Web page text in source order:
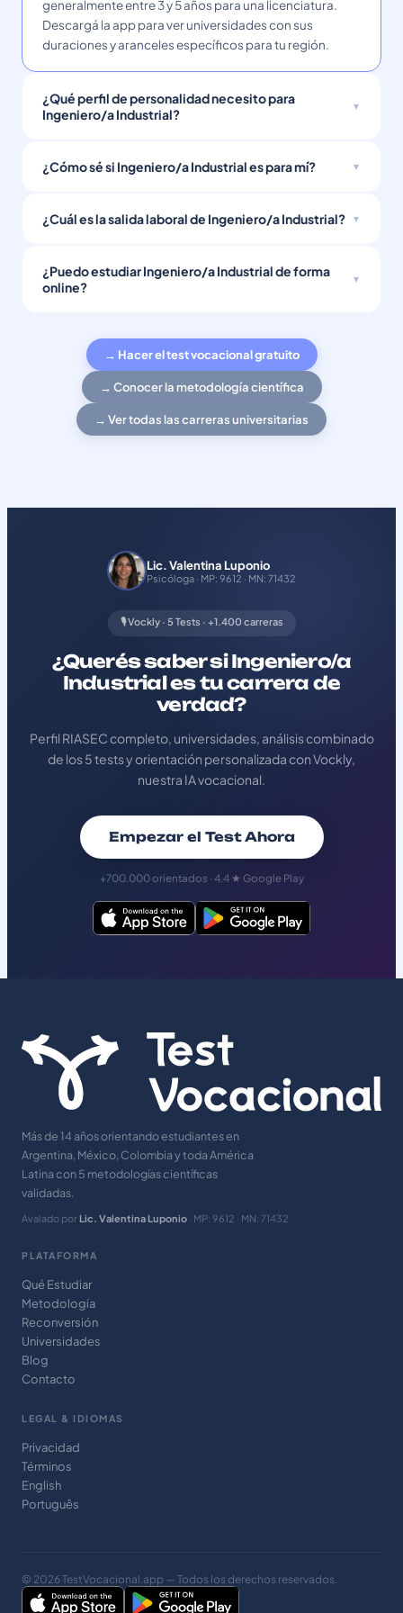
generalmente entre 3 y 5 años para una licenciatura.
Descargá la app para ver universidades con sus
duraciones y aranceles específicos para tu región.
¿Qué perfil de personalidad necesito para
Ingeniero/a Industrial?
¿Cómo sé si Ingeniero/a Industrial es para mí?
¿Cuál es la salida laboral de Ingeniero/a Industrial?
¿Puedo estudiar Ingeniero/a Industrial de forma
online?
→ Hacer el test vocacional gratuito
→ Conocer la metodología científica
→ Ver todas las carreras universitarias
Lic. Valentina Luponio
Psicóloga · MP: 9612 · MN: 71432
🎙️ Vockly · 5 Tests · +1.400 carreras
¿Querés saber si Ingeniero/a
Industrial es tu carrera de
verdad?
Perfil RIASEC completo, universidades, análisis combinado
de los 5 tests y orientación personalizada con Vockly,
nuestra IA vocacional.
Empezar el Test Ahora
+700.000 orientados · 4.4 ★ Google Play
Más de 14 años orientando estudiantes en
Argentina, México, Colombia y toda América
Latina con 5 metodologías científicas
validadas.
Avalado por Lic. Valentina Luponio · MP: 9612 · MN: 71432
PLATAFORMA
Qué Estudiar
Metodología
Reconversión
Universidades
Blog
Contacto
LEGAL & IDIOMAS
Privacidad
Términos
English
Português
© 2026 TestVocacional.app — Todos los derechos reservados.